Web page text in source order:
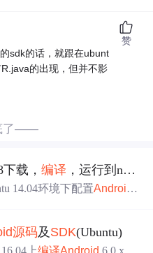
sdk的话，就跟在ubunt
的出现，但并不影
赞
了——
下载，编译 ，运行到nexus5X上,
14.04环境下配置Android
时，文中还涉及了源码
系统源码感兴趣的开
源码及 SDK(Ubuntu)
上编译Android 6.0.x及